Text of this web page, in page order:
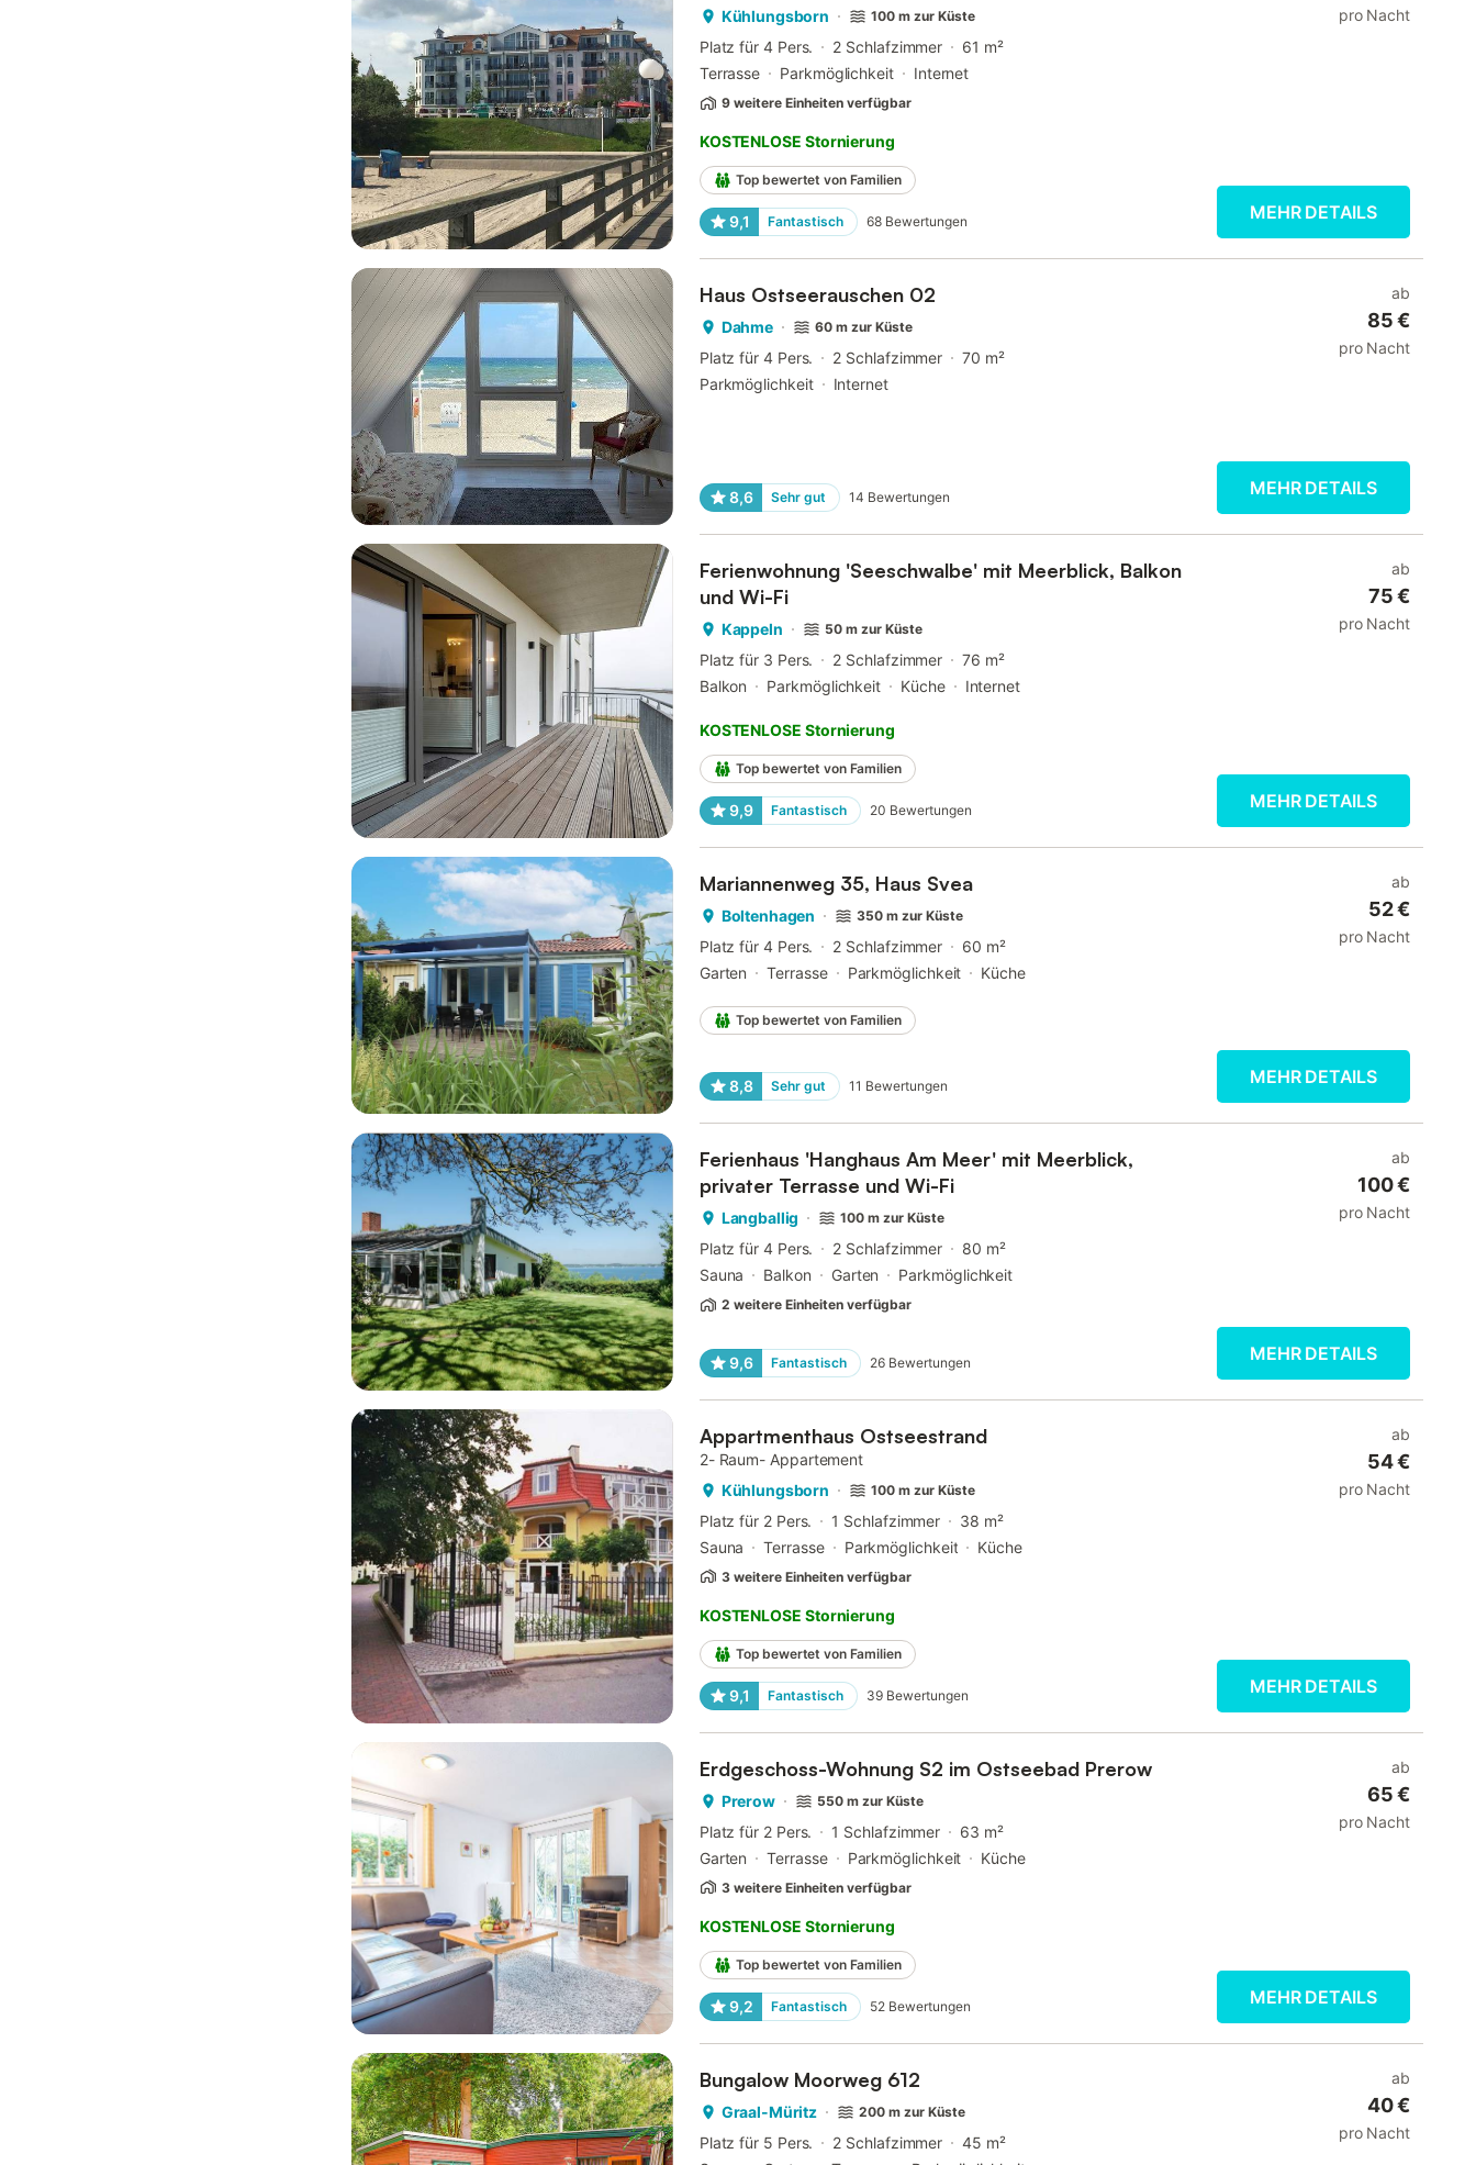
Kühlungsborn
100 m zur Küste
Platz für 4 Pers. 2 Schlafzimmer
61 m²
Terrasse
Parkmöglichkeit Internet
9 weitere Einheiten verfügbar
KOSTENLOSE Stornierung
Top bewertet von Familien
9,1 Fantastisch 68 Bewertungen
pro Nacht
MEHR DETAILS
Haus Ostseerauschen 02
Dahme 60 m zur Küste
Platz für 4 Pers. 2 Schlafzimmer
70 m²
Parkmöglichkeit
Internet
8,6 Sehr gut 14 Bewertungen
ab
85 €
pro Nacht
MEHR DETAILS
Ferienwohnung 'Seeschwalbe' mit Meerblick, Balkon
und Wi-Fi
Kappeln 50 m zur Küste
Platz für 3 Pers. 2 Schlafzimmer
76 m²
Balkon
Parkmöglichkeit Küche Internet
KOSTENLOSE Stornierung
Top bewertet von Familien
9,9 Fantastisch 20 Bewertungen
ab
75 €
pro Nacht
MEHR DETAILS
Mariannenweg 35, Haus Svea
Boltenhagen 350 m zur Küste
Platz für 4 Pers. 2 Schlafzimmer
60 m²
Garten
Terrasse Parkmöglichkeit Küche
Top bewertet von Familien
8,8 Sehr gut 11 Bewertungen
ab
52 €
pro Nacht
MEHR DETAILS
Ferienhaus 'Hanghaus Am Meer' mit Meerblick,
privater Terrasse und Wi-Fi
Langballig 100 m zur Küste
Platz für 4 Pers. 2 Schlafzimmer
80 m²
Sauna
Balkon Garten Parkmöglichkeit
2 weitere Einheiten verfügbar
9,6 Fantastisch 26 Bewertungen
ab
100 €
pro Nacht
MEHR DETAILS
Appartmenthaus Ostseestrand
2- Raum- Appartement
Kühlungsborn
100 m zur Küste
Platz für 2 Pers. 1 Schlafzimmer
38 m²
Sauna
Terrasse Parkmöglichkeit Küche
3 weitere Einheiten verfügbar
KOSTENLOSE Stornierung
Top bewertet von Familien
9,1 Fantastisch 39 Bewertungen
ab
54 €
pro Nacht
MEHR DETAILS
Erdgeschoss-Wohnung S2 im Ostseebad Prerow
Prerow 550 m zur Küste
Platz für 2 Pers. 1 Schlafzimmer
63 m²
Garten
Terrasse Parkmöglichkeit Küche
3 weitere Einheiten verfügbar
KOSTENLOSE Stornierung
Top bewertet von Familien
9,2 Fantastisch 52 Bewertungen
ab
65 €
pro Nacht
MEHR DETAILS
Bungalow Moorweg 612
Graal-Müritz 200 m zur Küste
Platz für 5 Pers. 2 Schlafzimmer
45 m²
ab
40 €
pro Nacht